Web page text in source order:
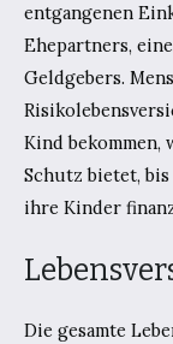
entgangenen
Ehepartners,
Geldgebers.
Kind bekommen,
Schutz bietet,
ihre Kinder
Die gesamte